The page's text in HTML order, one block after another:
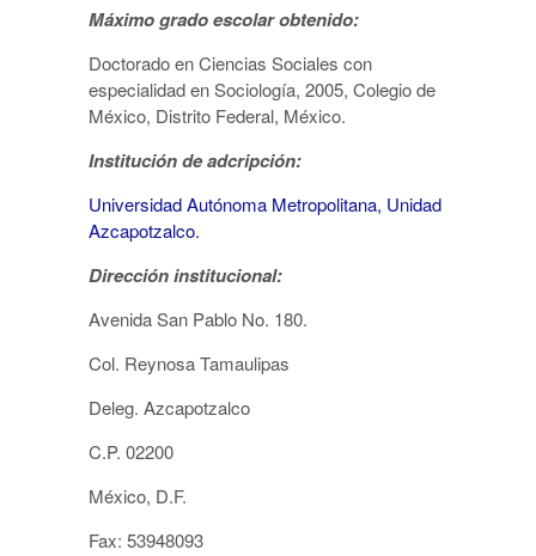
Máximo grado escolar obtenido:
Doctorado en Ciencias Sociales con
especialidad en Sociología, 2005, Colegio de
México, Distrito Federal, México.
Institución de adcripción:
Universidad Autónoma Metropolitana, Unidad
Azcapotzalco.
Dirección institucional:
Avenida San Pablo No. 180.
Col. Reynosa Tamaulipas
Deleg. Azcapotzalco
C.P. 02200
México, D.F.
Fax: 53948093